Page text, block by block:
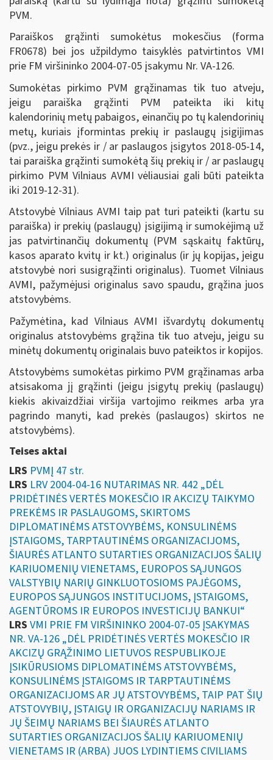
PVM.
Paraiškos grąžinti sumokėtus mokesčius (forma
FR0678) bei jos užpildymo taisyklės patvirtintos VMI
prie FM viršininko 2004-07-05 įsakymu Nr. VA-126.
Sumokėtas pirkimo PVM grąžinamas tik tuo atveju,
jeigu paraiška grąžinti PVM pateikta iki kitų
kalendorinių metų pabaigos, einančių po tų kalendorinių
metų, kuriais įformintas prekių ir paslaugų įsigijimas
(pvz., jeigu prekės ir / ar paslaugos įsigytos 2018-05-14,
tai paraiška grąžinti sumokėtą šių prekių ir / ar paslaugų
pirkimo PVM Vilniaus AVMI vėliausiai gali būti pateikta
iki 2019-12-31).
Atstovybė Vilniaus AVMI taip pat turi pateikti (kartu su
paraiška) ir prekių (paslaugų) įsigijimą ir sumokėjimą už
jas patvirtinančių dokumentų (PVM sąskaitų faktūrų,
kasos aparato kvitų ir kt.) originalus (ir jų kopijas, jeigu
atstovybė nori susigrąžinti originalus). Tuomet Vilniaus
AVMI, pažymėjusi originalus savo spaudu, grąžina juos
atstovybėms.
Pažymėtina, kad Vilniaus AVMI išvardytų dokumentų
originalus atstovybėms grąžina tik tuo atveju, jeigu su
minėtų dokumentų originalais buvo pateiktos ir kopijos.
Atstovybėms sumokėtas pirkimo PVM grąžinamas arba
atsisakoma jį grąžinti (jeigu įsigytų prekių (paslaugų)
kiekis akivaizdžiai viršija vartojimo reikmes arba yra
pagrindo manyti, kad prekės (paslaugos) skirtos ne
atstovybėms).
Teises aktai
LRS PVMĮ 47 str.
LRS LRV 2004-04-16 NUTARIMAS NR. 442 „DĖL
PRIDĖTINĖS VERTĖS MOKESČIO IR AKCIZŲ TAIKYMO
PREKĖMS IR PASLAUGOMS, SKIRTOMS
DIPLOMATINĖMS ATSTOVYBĖMS, KONSULINĖMS
ĮSTAIGOMS, TARPTAUTINĖMS ORGANIZACIJOMS,
ŠIAURĖS ATLANTO SUTARTIES ORGANIZACIJOS ŠALIŲ
KARIUOMENIŲ VIENETAMS, EUROPOS SĄJUNGOS
VALSTYBIŲ NARIŲ GINKLUOTOSIOMS PAJĖGOMS,
EUROPOS SĄJUNGOS INSTITUCIJOMS, ĮSTAIGOMS,
AGENTŪROMS IR EUROPOS INVESTICIJŲ BANKUI“
LRS VMI PRIE FM VIRŠININKO 2004-07-05 ĮSAKYMAS
NR. VA-126 „DĖL PRIDĖTINĖS VERTĖS MOKESČIO IR
AKCIZŲ GRĄŽINIMO LIETUVOS RESPUBLIKOJE
ĮSIKŪRUSIOMS DIPLOMATINĖMS ATSTOVYBĖMS,
KONSULINĖMS ĮSTAIGOMS IR TARPTAUTINĖMS
ORGANIZACIJOMS AR JŲ ATSTOVYBĖMS, TAIP PAT ŠIŲ
ATSTOVYBIŲ, ĮSTAIGŲ IR ORGANIZACIJŲ NARIAMS IR
JŲ ŠEIMŲ NARIAMS BEI ŠIAURĖS ATLANTO
SUTARTIES ORGANIZACIJOS ŠALIŲ KARIUOMENIŲ
VIENETAMS IR (ARBA) JUOS LYDINTIEMS CIVILIAMS